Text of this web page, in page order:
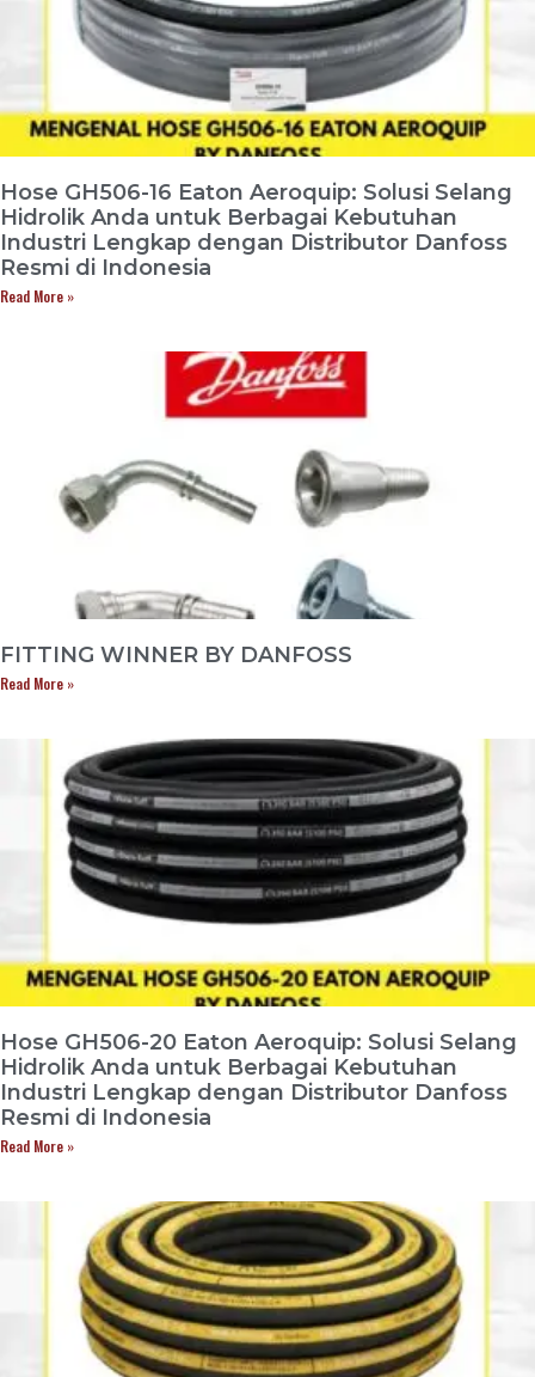
Hose GH506-16 Eaton Aeroquip: Solusi Selang
Hidrolik Anda untuk Berbagai Kebutuhan
Industri Lengkap dengan Distributor Danfoss
Resmi di Indonesia
Read More »
FITTING WINNER BY DANFOSS
Read More »
Hose GH506-20 Eaton Aeroquip: Solusi Selang
Hidrolik Anda untuk Berbagai Kebutuhan
Industri Lengkap dengan Distributor Danfoss
Resmi di Indonesia
Read More »